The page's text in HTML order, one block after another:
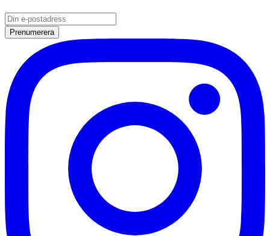
Prenumerera